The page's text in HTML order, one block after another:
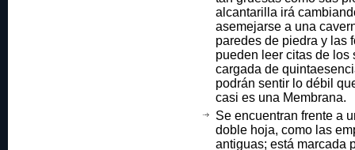
alcantarilla irá
asemejarse a una
paredes de piedra y las
pueden leer citas de los
cargada de
podrán sentir lo débil
casi es una Membrana.
Se encuentran frente a
doble hoja, como las
antiguas; está marcada